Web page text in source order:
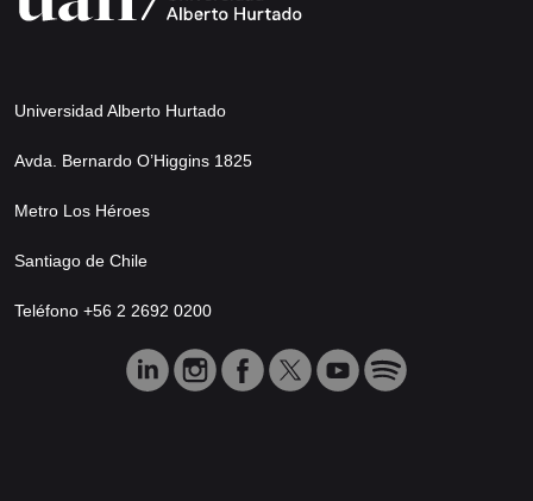
Universidad Alberto Hurtado
Avda. Bernardo O’Higgins 1825
Metro Los Héroes
Santiago de Chile
Teléfono +56 2 2692 0200